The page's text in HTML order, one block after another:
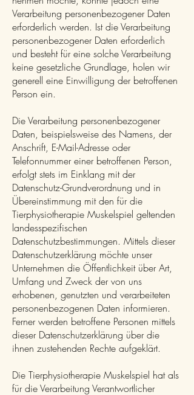
Verarbeitung personenbezogener Daten
erforderlich werden. Ist die Verarbeitung
personenbezogener Daten erforderlich
und besteht für eine solche Verarbeitung
keine gesetzliche Grundlage, holen wir
generell eine Einwilligung der betroffenen
Person ein.
Die Verarbeitung personenbezogener
Daten, beispielsweise des Namens, der
Anschrift, E-Mail-Adresse oder
Telefonnummer einer betroffenen Person,
erfolgt stets im Einklang mit der
Datenschutz-Grundverordnung und in
Übereinstimmung mit den für die
Tierphysiotherapie Muskelspiel geltenden
landesspezifischen
Datenschutzbestimmungen. Mittels dieser
Datenschutzerklärung möchte unser
Unternehmen die Öffentlichkeit über Art,
Umfang und Zweck der von uns
erhobenen, genutzten und verarbeiteten
personenbezogenen Daten informieren.
Ferner werden betroffene Personen mittels
dieser Datenschutzerklärung über die
ihnen zustehenden Rechte aufgeklärt.
Die Tierphysiotherapie Muskelspiel hat als
für die Verarbeitung Verantwortlicher